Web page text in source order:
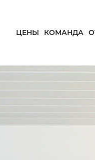
ЦЕНЫ КОМАНДА